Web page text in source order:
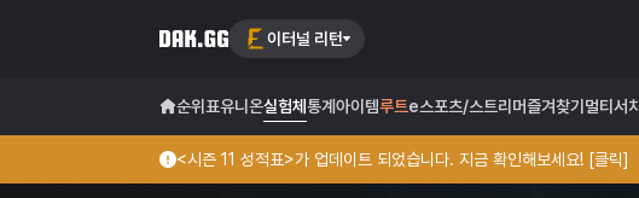
이터널 리턴
순위표유니온실험체 통계 아이템루트e스포츠/스트리머즐겨찾기 멀티서치
<시즌 11 성적표>가 업데이트 되었습니다. 지금 확인해보세요! [클릭]